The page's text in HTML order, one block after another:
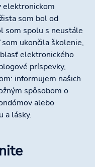
elektronickom
som bol od
som spolu s neustále
ukončila školenie,
elektronického
príspevky,
informujem našich
spôsobom o
alebo
a lásky.